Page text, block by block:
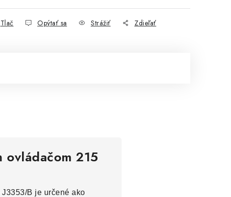
Tlač Opýtať sa Strážiť Zdieľať
ovládačom 215
B je určené ako